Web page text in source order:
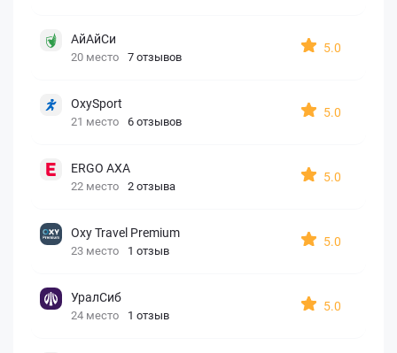
АйАйСи
20 место 7 отзывов
5.0
OxySport
21 место 6 отзывов
5.0
ERGO AXA
22 место 2 отзыва
5.0
Oxy Travel Premium
23 место 1 отзыв
5.0
УралСиб
24 место 1 отзыв
5.0